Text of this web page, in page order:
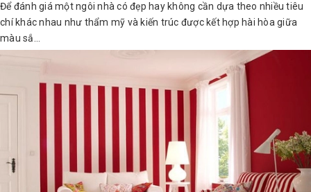
Để đánh giá một ngôi nhà có đẹp hay không cần dựa theo nhiều tiêu
chí khác nhau như thẩm mỹ và kiến trúc được kết hợp hài hòa giữa
màu sắ...